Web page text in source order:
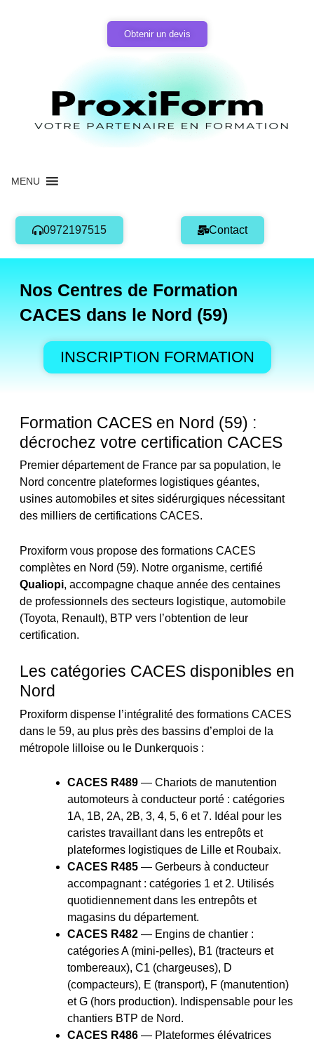
Obtenir un devis
MENU
0972197515 Contact
Nos Centres de Formation
CACES dans le Nord (59)
INSCRIPTION FORMATION
Formation CACES en Nord (59) :
décrochez votre certification CACES
Premier département de France par sa population, le
Nord concentre plateformes logistiques géantes,
usines automobiles et sites sidérurgiques nécessitant
des milliers de certifications CACES.
Proxiform vous propose des formations CACES
complètes en Nord (59). Notre organisme, certifié
Qualiopi, accompagne chaque année des centaines
de professionnels des secteurs logistique, automobile
(Toyota, Renault), BTP vers l’obtention de leur
certification.
Les catégories CACES disponibles en
Nord
Proxiform dispense l’intégralité des formations CACES
dans le 59, au plus près des bassins d’emploi de la
métropole lilloise ou le Dunkerquois :
CACES R489 — Chariots de manutention
automoteurs à conducteur porté : catégories
1A, 1B, 2A, 2B, 3, 4, 5, 6 et 7. Idéal pour les
caristes travaillant dans les entrepôts et
plateformes logistiques de Lille et Roubaix.
CACES R485 — Gerbeurs à conducteur
accompagnant : catégories 1 et 2. Utilisés
quotidiennement dans les entrepôts et
magasins du département.
CACES R482 — Engins de chantier :
catégories A (mini-pelles), B1 (tracteurs et
tombereaux), C1 (chargeuses), D
(compacteurs), E (transport), F (manutention)
et G (hors production). Indispensable pour les
chantiers BTP de Nord.
CACES R486 — Plateformes élévatrices